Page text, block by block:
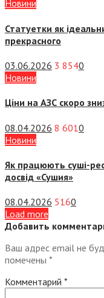
Новини
Статуетки як
прекрасного
03.06.2026 3 8540
Новини
Ціни на АЗС скоро
08.04.2026 8 6010
Новини
Як працюють суші-
досвід «Сушия»
08.04.2026 5160
Load more
Добавить
Ваш адрес email не
помечены *
Комментарий *